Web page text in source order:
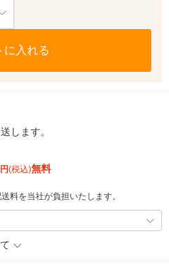
に入れる
します。
円(税込)無料
料を当社が負担いたします。